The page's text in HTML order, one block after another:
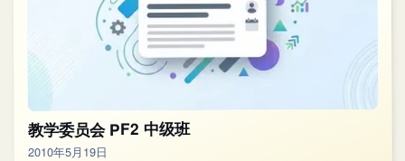
教学委员会 PF2 中级班
2010年5月19日